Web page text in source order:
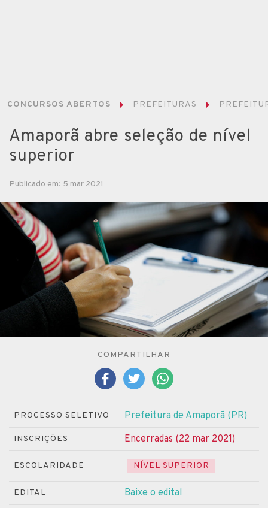
CONCURSOS ABERTOS PREFEITURAS
Amaporã abre seleção de nível
superior
Publicado em: 5 mar 2021
COMPARTILHAR
PROCESSO SELETIVO Prefeitura de Amaporã (PR)
INSCRIÇÕES Encerradas (22 mar 2021)
ESCOLARIDADE NÍVEL SUPERIOR
EDITAL Baixe o edital